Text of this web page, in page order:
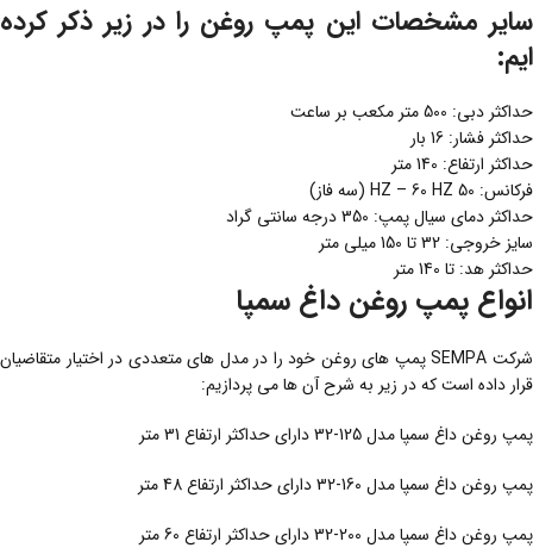
سایر مشخصات این پمپ روغن را در زیر ذکر کرده
ایم:
حداکثر دبی: 500 متر مکعب بر ساعت
حداکثر فشار: 16 بار
حداکثر ارتفاع: 140 متر
فرکانس: 50 HZ – 60 HZ (سه فاز)
حداکثر دمای سیال پمپ: 350 درجه سانتی گراد
سایز خروجی: 32 تا 150 میلی متر
حداکثر هد: تا 140 متر
انواع پمپ روغن داغ سمپا
شرکت SEMPA پمپ های روغن خود را در مدل های متعددی در اختیار متقاضیان
قرار داده است که در زیر به شرح آن ها می پردازیم:
پمپ روغن داغ سمپا مدل 125-32 دارای حداکثر ارتفاع 31 متر
پمپ روغن داغ سمپا مدل 160-32 دارای حداکثر ارتفاع 48 متر
پمپ روغن داغ سمپا مدل 200-32 دارای حداکثر ارتفاع 60 متر